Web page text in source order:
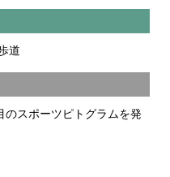
道
スポーツピトグラムを発